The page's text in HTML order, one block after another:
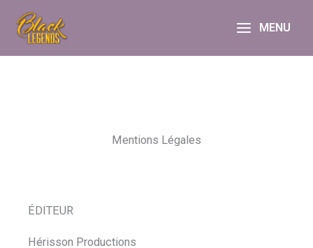
MENU
Mentions Légales
ÉDITEUR
Hérisson Productions